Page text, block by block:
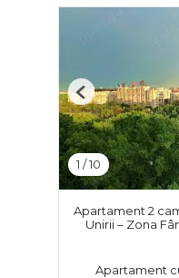
1 /10
Previous
Apartament 2
Unirii – Zona
Apartament